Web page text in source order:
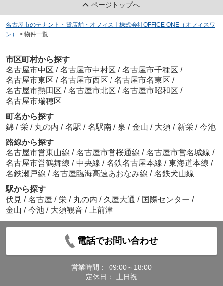
ページトップへ
名古屋市のテナント・貸店舗・オフィス｜株式会社OFFICE ONE（オフィスワ
ン）
> 物件一覧
市区町村から探す
名古屋市中区 / 名古屋市中村区 / 名古屋市千種区 /
名古屋市東区 / 名古屋市西区 / 名古屋市名東区 /
名古屋市熱田区 / 名古屋市北区 / 名古屋市昭和区 /
名古屋市瑞穂区
町名から探す
錦 / 栄 / 丸の内 / 名駅 / 名駅南 / 泉 / 金山 / 大須 / 新栄 / 今池
路線から探す
名古屋市営東山線 / 名古屋市営桜通線 / 名古屋市営名城線 /
名古屋市営鶴舞線 / 中央線 / 名鉄名古屋本線 / 東海道本線 /
名鉄瀬戸線 / 名古屋臨海高速あおなみ線 / 名鉄犬山線
駅から探す
伏見 / 名古屋 / 栄 / 丸の内 / 久屋大通 / 国際センター /
金山 / 今池 / 大須観音 / 上前津
電話でお問い合わせ
営業時間：
09:00～18:00
定休日：
土日祝